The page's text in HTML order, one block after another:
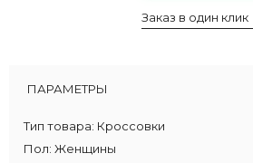
Заказ в один клик
ПАРАМЕТРЫ
Тип товара: Кроссовки
Пол: Женщины